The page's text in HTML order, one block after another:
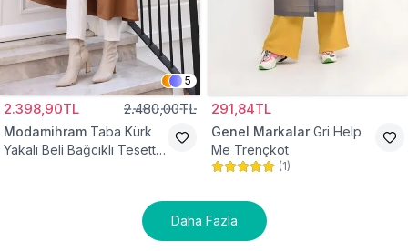
5
2.398,90TL 2.480,00TL
Modamihram Taba Kürk
Yakalı Beli Bağcıklı Tesettür
291,84TL
Genel Markalar Gri Help
Me Trençkot
(1)
Daha Fazla